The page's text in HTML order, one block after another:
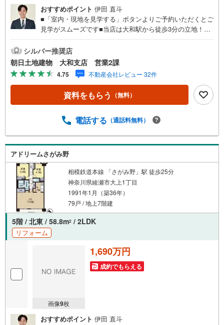
マ
ペ
ジ
に
保
存
る
おすすめポイント 伊田 直斗
■「室内・現地を見学する」ボタンよりご予約いただくとご
見学がスムーズです■当店は大和駅から徒歩3分の立地！青
ったキッズコーナーやおむつ替えができる授乳室も完備お
子様連れでも安心です。提携駐車場もございます■ご来場の
際は、事前にご予約をお願いします■「室内・現地を見学す
る」ボタンよりご予約頂くとスムーズ！■現地ご案内■お客
様の貴重なお時間の中でご希望の情報をご案内します。お
およその所要時間や内容は下記をご参考ください〇ご希望
現地/物件見学（30分～）〇周辺環境のご紹介（30分～）■
設計致します。私達は様々なご要望にお応え致します！
【コロナウイルス予防対策実施中】〇ご入店時の検温とア
ルコール除菌を設置しております〇接客ブースでは、お席
の間隔を通常より広くお取りします〇全営業車に乗降車時
の消毒、除菌シート等を常備しております〇物件見学用に
使い捨てスリッパ・使い捨て手袋をご用意します。
シルバー推奨店
朝日土地建物 大和支店 営業2課
4.75 不動産会社レビュー 32件
資料をもらう （無料）
電話する （通話料無料）
アドリームさがみ野
相模鉄道本線 「さがみ野」駅 徒歩25分
神奈川県綾瀬市大上1丁目
1991年1月（築36年）
79戸 / 地上7階建
5階 / 北東 / 58.8m2 / 2LDK
リフォーム
画像9枚
1,690万円
成約でもらえる
おすすめポイント 伊田 直斗